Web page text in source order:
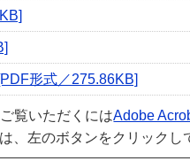
形式／275.86KB]
覧いただくにはAdobe
、左のボタンをクリックし